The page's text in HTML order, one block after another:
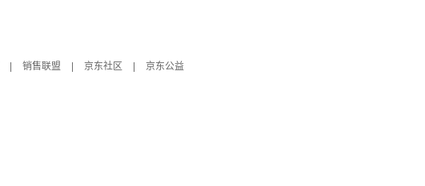
销售联盟 京东社区
京东公益